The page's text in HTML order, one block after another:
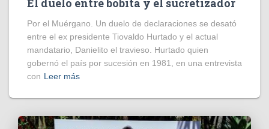
El duelo entre bobita y el sucretizador
Por el Muérgano. Un duelo de declaraciones se desató
entre el ex presidente Tiovaldo Hurtado y el actual
mandatario, Danielito el travieso. Hurtado quien
gobernó el país por sucesión en 1981, en una entrevista
con Leer más